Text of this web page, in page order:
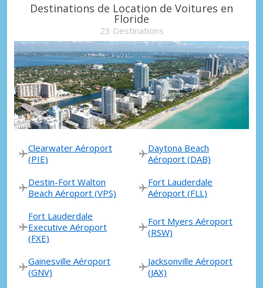
Destinations de Location de Voitures en
Floride
23 Destinations
Clearwater Aéroport
(PIE)
Daytona Beach
Aéroport (DAB)
Destin-Fort Walton
Beach Aéroport (VPS)
Fort Lauderdale
Aéroport (FLL)
Fort Lauderdale
Executive Aéroport
(FXE)
Fort Myers Aéroport
(RSW)
Gainesville Aéroport
(GNV)
Jacksonville Aéroport
(JAX)